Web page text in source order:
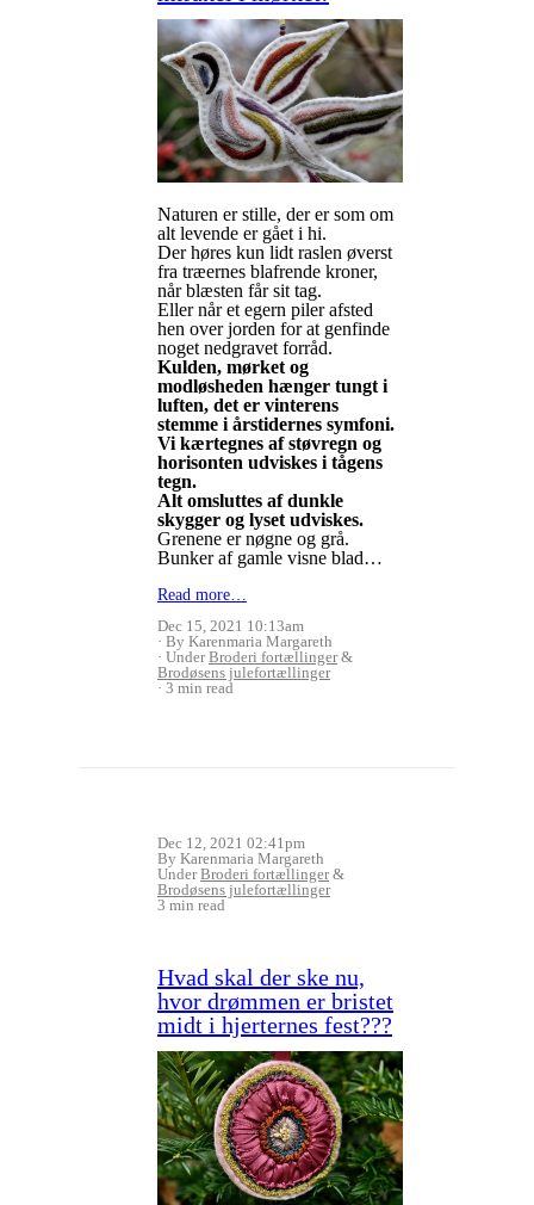
Naturen er stille, der er som om
alt levende er gået i hi.
Der høres kun lidt raslen øverst
fra træernes blafrende kroner,
når blæsten får sit tag.
Eller når et egern piler afsted
hen over jorden for at genfinde
noget nedgravet forråd.
Kulden, mørket og
modløsheden hænger tungt i
luften, det er vinterens
stemme i årstidernes symfoni.
Vi kærtegnes af støvregn og
horisonten udviskes i tågens
tegn.
Alt omsluttes af dunkle
skygger og lyset udviskes.
Grenene er nøgne og grå.
Bunker af gamle visne blad…
Read more…
Dec 15, 2021 10:13am
By Karenmaria Margareth
UnderBroderi fortællinger&
Brodøsens julefortællinger
3 min read
Dec 12, 2021 02:41pm
By Karenmaria Margareth
UnderBroderi fortællinger&
Brodøsens julefortællinger
3 min read
Hvad skal der ske nu,
hvor drømmen er bristet
midt i hjerternes fest???